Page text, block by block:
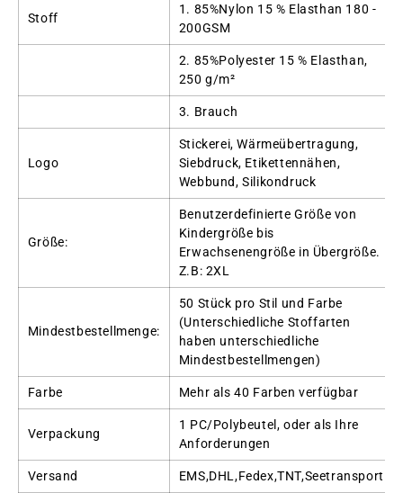
Stoff
1. 85%Nylon 15 % Elasthan 180 -
200GSM
2. 85%Polyester 15 % Elasthan,
250 g/m²
3. Brauch
Logo
Stickerei, Wärmeübertragung,
Siebdruck, Etikettennähen,
Webbund, Silikondruck
Größe:
Benutzerdefinierte Größe von
Kindergröße bis
Erwachsenengröße in Übergröße.
Z.B: 2XL
Mindestbestellmenge:
50 Stück pro Stil und Farbe
(Unterschiedliche Stoffarten
haben unterschiedliche
Mindestbestellmengen)
Farbe Mehr als 40 Farben verfügbar
Verpackung
1 PC/Polybeutel, oder als Ihre
Anforderungen
Versand EMS,DHL,Fedex,TNT,Seetransport